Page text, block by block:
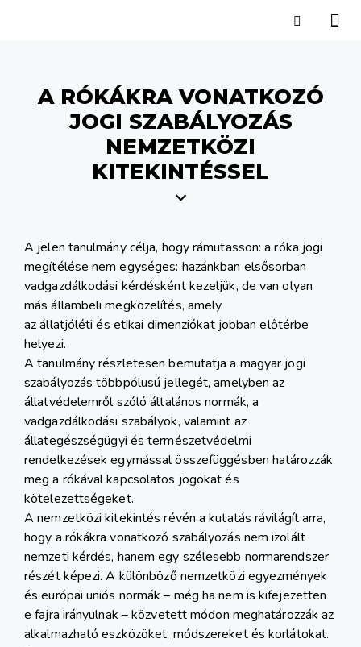
A RÓKÁKRA VONATKOZÓ
JOGI SZABÁLYOZÁS
NEMZETKÖZI
KITEKINTÉSSEL
A jelen tanulmány célja, hogy rámutasson: a róka jogi
megítélése nem egységes: hazánkban elsősorban
vadgazdálkodási kérdésként kezeljük, de van olyan
más állambeli megközelítés, amely
az állatjóléti és etikai dimenziókat jobban előtérbe
helyezi.
A tanulmány részletesen bemutatja a magyar jogi
szabályozás többpólusú jellegét, amelyben az
állatvédelemről szóló általános normák, a
vadgazdálkodási szabályok, valamint az
állategészségügyi és természetvédelmi
rendelkezések egymással összefüggésben határozzák
meg a rókával kapcsolatos jogokat és
kötelezettségeket.
A nemzetközi kitekintés révén a kutatás rávilágít arra,
hogy a rókákra vonatkozó szabályozás nem izolált
nemzeti kérdés, hanem egy szélesebb normarendszer
részét képezi. A különböző nemzetközi egyezmények
és európai uniós normák – még ha nem is kifejezetten
e fajra irányulnak – közvetett módon meghatározzák az
alkalmazható eszközöket, módszereket és korlátokat.